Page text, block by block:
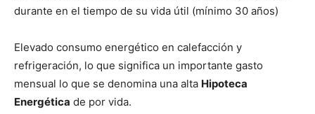
durante en el tiempo de su vida útil (mínimo 30 años)
Elevado consumo energético en calefacción y
refrigeración, lo que significa un importante gasto
mensual lo que se denomina una alta Hipoteca
Energética de por vida.